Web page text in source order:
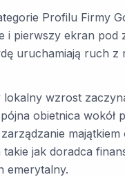
Profilu Firmy
i pierwszy ekran pod
uruchamiają ruch z
wzrost
obietnica wokół
majątkiem
takie jak doradca
emerytalny.